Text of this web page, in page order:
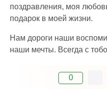
поздравления, моя
подарок в моей жизни.
Нам дороги наши
наши мечты. Всегда с
0